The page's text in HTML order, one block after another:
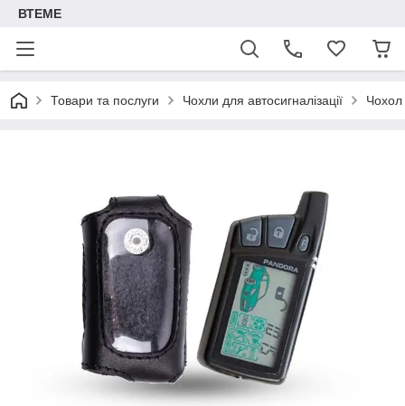
ВТЕМЕ
Товари та послуги Чохли для автосигналізації Чохол